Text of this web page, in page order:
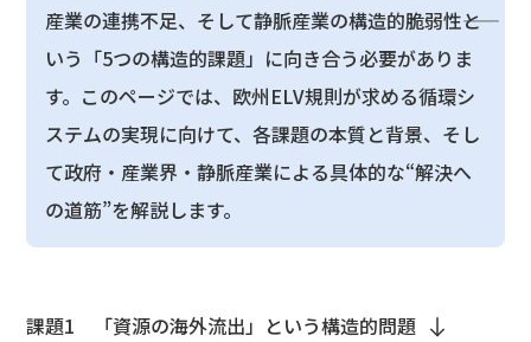
産業の連携不足、そして静脈産業の構造的脆弱性――と
いう「5つの構造的課題」に向き合う必要がありま
す。このページでは、欧州ELV規則が求める循環シ
ステムの実現に向けて、各課題の本質と背景、そし
て政府・産業界・静脈産業による具体的な“解決へ
の道筋”を解説します。
課題1 「資源の海外流出」という構造的問題